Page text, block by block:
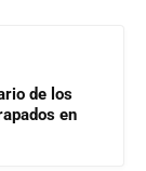
de los
en